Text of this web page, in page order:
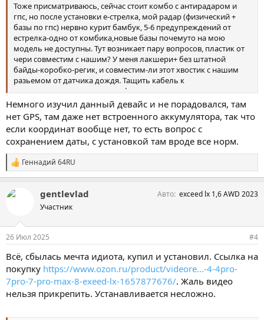
Тоже присматриваюсь, сейчас стоит комбо с антирадаром и
гпс, но после установки е-стрелка, мой радар (физический +
базы по гпс) нервно курит бамбук, 5-6 предупреждений от
естрелка-одно от комбика,новые базы почемуто на мою
модель не доступны. Тут возникает пару вопросов, пластик от
чери совместим с нашим? У меня лакшери+ без штатной
байды-коробко-регик, и совместим-ли этот хвостик с нашим
разьемом от датчика дождя. Тащить кабель к
предохранителям даже из за функции видеосторожа не
хочется. Да есть и в 4к
УПС..........На аватарке ТОЗ-34ЕР мое любимое бабахингкрякря
оружие!
Немного изучил данный девайс и не порадовался, там
нет GPS, там даже нет встроенного аккумулятора, так что
если координат вообще нет, то есть вопрос с
сохранением даты, с установкой там вроде все норм.
С
и
п
:
Геннадий 64RU
gentlevlad
Участник
Авто exceed lx 1,6 AWD 2023
26 Июл 2025 #4
Всё, сбылась мечта идиота, купил и установил. Ссылка на
покупку https://www.ozon.ru/product/videore...-4-4pro-
7pro-7-pro-max-8-exeed-lx-1657877676/. Жаль видео
нельзя прикрепить. Устанавливается несложно.